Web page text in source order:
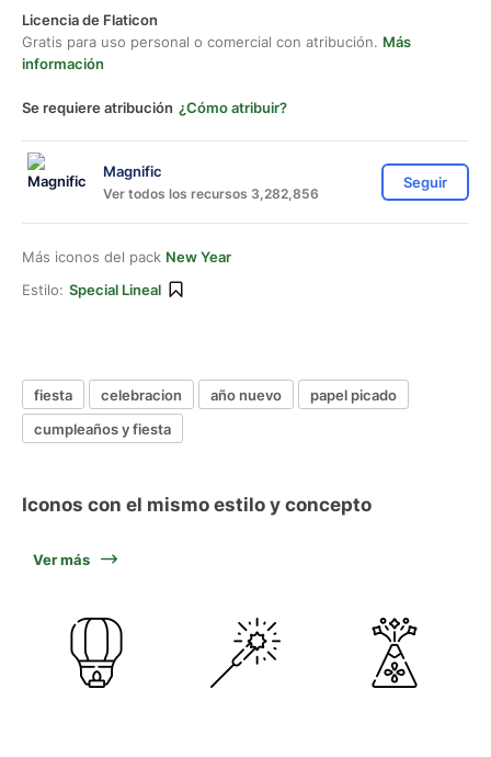
Licencia de Flaticon
Gratis para uso personal o comercial con atribución. Más
información
Se requiere atribución ¿Cómo atribuir?
Magnific
Ver todos los recursos 3,282,856
Seguir
Más iconos del pack New Year
Estilo: Special Lineal
fiesta celebracion año nuevo
papel picado
cumpleaños y fiesta
Iconos con el mismo estilo y concepto
Ver más